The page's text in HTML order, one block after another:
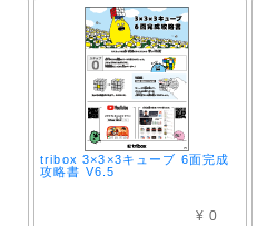
tribox 3×3×3キューブ 6面完成
攻略書 V6.5
¥ 0